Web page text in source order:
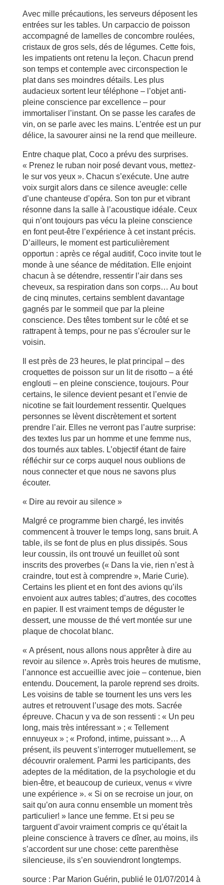
Avec mille précautions, les serveurs déposent les
entrées sur les tables. Un carpaccio de poisson
accompagné de lamelles de concombre roulées,
cristaux de gros sels, dés de légumes. Cette fois,
les impatients ont retenu la leçon. Chacun prend
son temps et contemple avec circonspection le
plat dans ses moindres détails. Les plus
audacieux sortent leur téléphone – l’objet anti-
pleine conscience par excellence – pour
immortaliser l’instant. On se passe les carafes de
vin, on se parle avec les mains. L’entrée est un pur
délice, la savourer ainsi ne la rend que meilleure.
Entre chaque plat, Coco a prévu des surprises.
« Prenez le ruban noir posé devant vous, mettez-
le sur vos yeux ». Chacun s’exécute. Une autre
voix surgit alors dans ce silence aveugle: celle
d’une chanteuse d’opéra. Son ton pur et vibrant
résonne dans la salle à l’acoustique idéale. Ceux
qui n’ont toujours pas vécu la pleine conscience
en font peut-être l’expérience à cet instant précis.
D’ailleurs, le moment est particulièrement
opportun : après ce régal auditif, Coco invite tout le
monde à une séance de méditation. Elle enjoint
chacun à se détendre, ressentir l’air dans ses
cheveux, sa respiration dans son corps… Au bout
de cinq minutes, certains semblent davantage
gagnés par le sommeil que par la pleine
conscience. Des têtes tombent sur le côté et se
rattrapent à temps, pour ne pas s’écrouler sur le
voisin.
Il est près de 23 heures, le plat principal – des
croquettes de poisson sur un lit de risotto – a été
englouti – en pleine conscience, toujours. Pour
certains, le silence devient pesant et l’envie de
nicotine se fait lourdement ressentir. Quelques
personnes se lèvent discrètement et sortent
prendre l’air. Elles ne verront pas l’autre surprise:
des textes lus par un homme et une femme nus,
dos tournés aux tables. L’objectif étant de faire
réfléchir sur ce corps auquel nous oublions de
nous connecter et que nous ne savons plus
écouter.
« Dire au revoir au silence »
Malgré ce programme bien chargé, les invités
commencent à trouver le temps long, sans bruit. A
table, ils se font de plus en plus dissipés. Sous
leur coussin, ils ont trouvé un feuillet où sont
inscrits des proverbes (« Dans la vie, rien n’est à
craindre, tout est à comprendre », Marie Curie).
Certains les plient et en font des avions qu’ils
envoient aux autres tables; d’autres, des cocottes
en papier. Il est vraiment temps de déguster le
dessert, une mousse de thé vert montée sur une
plaque de chocolat blanc.
« A présent, nous allons nous apprêter à dire au
revoir au silence ». Après trois heures de mutisme,
l’annonce est accueillie avec joie – contenue, bien
entendu. Doucement, la parole reprend ses droits.
Les voisins de table se tournent les uns vers les
autres et retrouvent l’usage des mots. Sacrée
épreuve. Chacun y va de son ressenti : « Un peu
long, mais très intéressant » ; « Tellement
ennuyeux » ; « Profond, intime, puissant »… A
présent, ils peuvent s’interroger mutuellement, se
découvrir oralement. Parmi les participants, des
adeptes de la méditation, de la psychologie et du
bien-être, et beaucoup de curieux, venus « vivre
une expérience ». « Si on se recroise un jour, on
sait qu’on aura connu ensemble un moment très
particulier! » lance une femme. Et si peu se
targuent d’avoir vraiment compris ce qu’était la
pleine conscience à travers ce dîner, au moins, ils
s’accordent sur une chose: cette parenthèse
silencieuse, ils s’en souviendront longtemps.
source : Par Marion Guérin, publié le 01/07/2014 à